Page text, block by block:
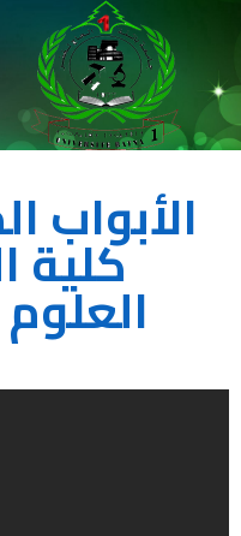
الأبواب
كلية